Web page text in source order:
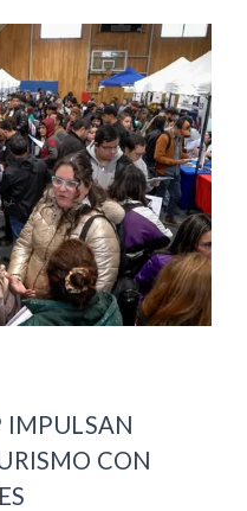
IMPULSAN
CON